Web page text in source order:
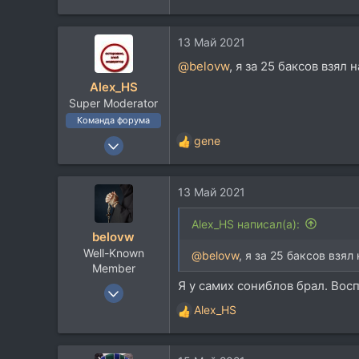
52
RK Almaty
boosty.to
е
к
и
Alex_HS
Super Moderator
Команда форума
19 Ноя 2002
33.736
Москва
13 Май 2021
@belovw, я за 25 баксов взял
Р
е
к
ц
gene
belovw
Well-Known
Member
22 Апр 2009
113
13 Май 2021
Alex_HS написал(а):
@belovw, я за 25 баксов взял
Я у самих сониблов брал.
Р
е
Alex_HS